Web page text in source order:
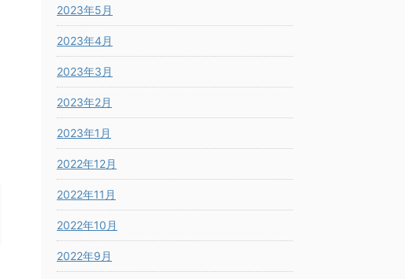
2023年5月
2023年4月
2023年3月
2023年2月
2023年1月
2022年12月
2022年11月
2022年10月
2022年9月